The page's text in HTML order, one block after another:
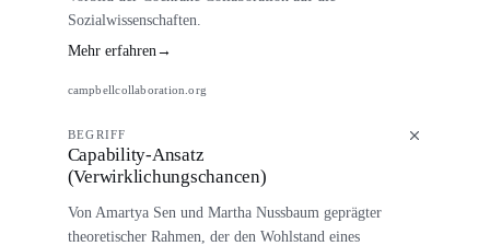
Sozialwissenschaften.
Mehr erfahren→
campbellcollaboration.org
BEGRIFF
Capability-Ansatz
(Verwirklichungschancen)
Von Amartya Sen und Martha Nussbaum geprägter
theoretischer Rahmen, der den Wohlstand eines